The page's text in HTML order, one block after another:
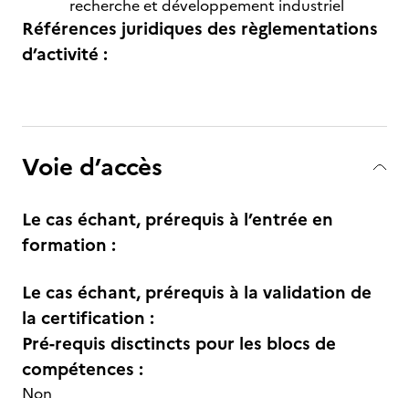
recherche et développement industriel
Références juridiques des règlementations
d’activité :
Voie d’accès
Le cas échant, prérequis à l’entrée en
formation :
Le cas échant, prérequis à la validation de
la certification :
Pré-requis disctincts pour les blocs de
compétences :
Non